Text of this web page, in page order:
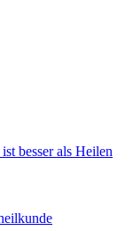
besser als Heilen